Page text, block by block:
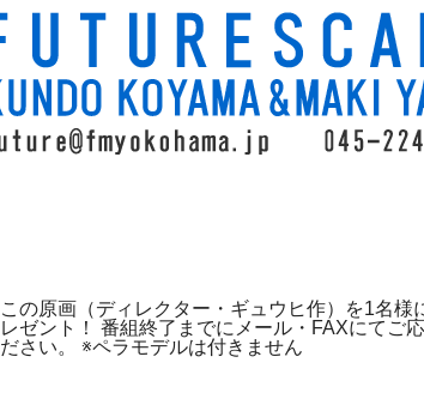
この原画（ディレクター・ギュウヒ作）を1名様
レゼント！ 番組終了までにメール・FAXにてご応
ださい。 ※ペラモデルは付きません